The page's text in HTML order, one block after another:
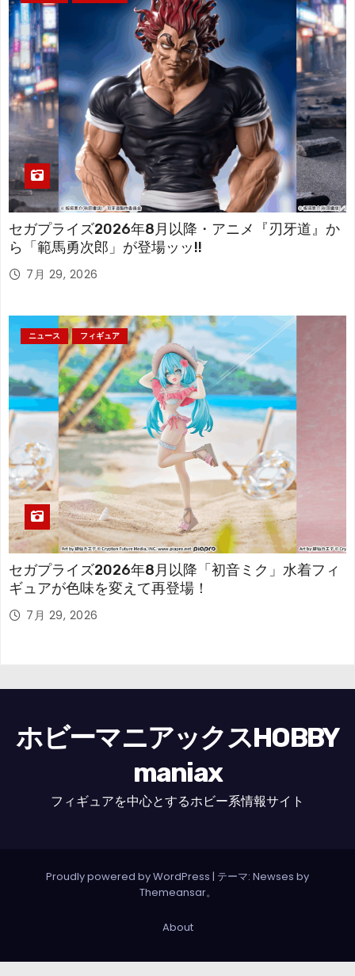
セガプライズ2026年8月以降・アニメ『刃牙道』か
ら「範馬勇次郎」が登場ッッ!!
7月 29, 2026
ニュース フィギュア
セガプライズ2026年8月以降「初音ミク」水着フィ
ギュアが色味を変えて再登場！
7月 29, 2026
ホビーマニアックスHOBBY
maniax
フィギュアを中心とするホビー系情報サイト
Proudly powered by WordPress | テーマ: Newses by
Themeansar。
About